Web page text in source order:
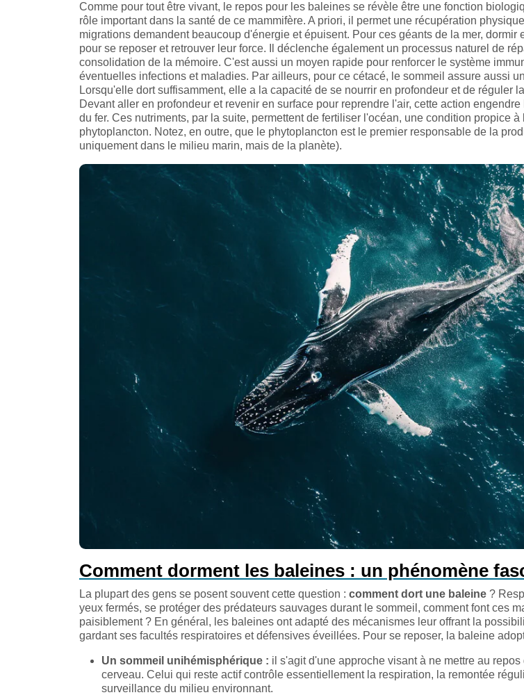
Comme pour tout être vivant, le repos pour les baleines se révèle être une fonction
rôle important dans la santé de ce mammifère. A priori, il permet une récupération
migrations demandent beaucoup d'énergie et épuisent. Pour ces géants de la mer, dormir
pour se reposer et retrouver leur force. Il déclenche également un processus naturel de
consolidation de la mémoire. C'est aussi un moyen rapide pour renforcer le système
éventuelles infections et maladies. Par ailleurs, pour ce cétacé, le sommeil assure aussi
Lorsqu'elle dort suffisamment, elle a la capacité de se nourrir en profondeur et de réguler
Devant aller en profondeur et revenir en surface pour reprendre l'air, cette action
du fer. Ces nutriments, par la suite, permettent de fertiliser l'océan, une condition propice à
phytoplancton. Notez, en outre, que le phytoplancton est le premier responsable de la
uniquement dans le milieu marin, mais de la planète).
Comment dorment les baleines : un phénomène
La plupart des gens se posent souvent cette question : comment dort une baleine ?
yeux fermés, se protéger des prédateurs sauvages durant le sommeil, comment font ces
paisiblement ? En général, les baleines ont adapté des mécanismes leur offrant la
gardant ses facultés respiratoires et défensives éveillées. Pour se reposer, la baleine
Un sommeil unihémisphérique : il s'agit d'une approche visant à ne mettre au
cerveau. Celui qui reste actif contrôle essentiellement la respiration, la remontée
surveillance du milieu environnant.